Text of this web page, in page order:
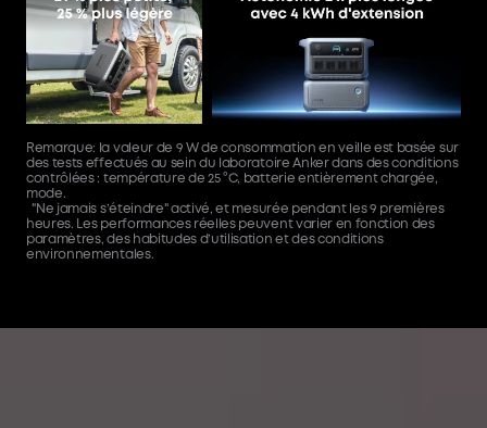
Remarque: la valeur de 9 W de consommation en veille est basée sur
des tests effectués au sein du laboratoire Anker dans des conditions
contrôlées : température de 25 °C, batterie entièrement chargée,
mode.
"Ne jamais s’éteindre" activé, et mesurée pendant les 9 premières
heures. Les performances réelles peuvent varier en fonction des
paramètres, des habitudes d’utilisation et des conditions
environnementales.